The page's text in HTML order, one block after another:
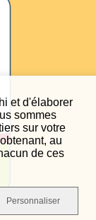
et d'élaborer
sommes
sur votre
au
de ces
Personnaliser